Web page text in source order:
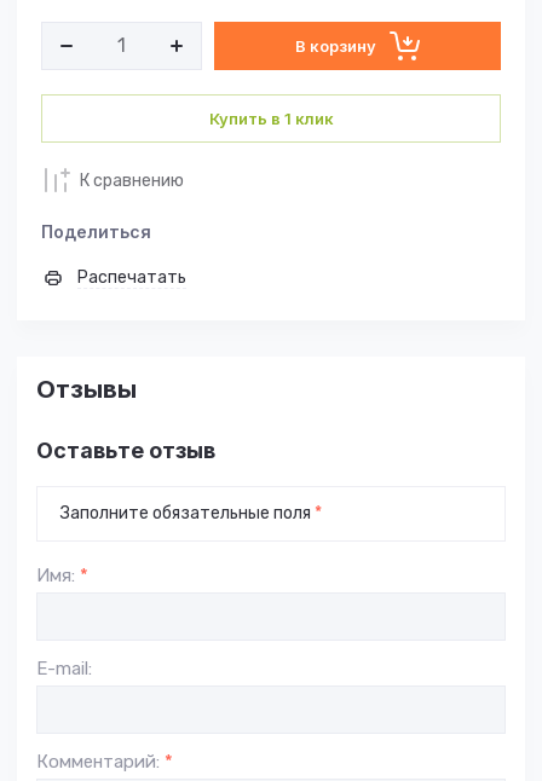
В корзину
Купить в 1 клик
К сравнению
Поделиться
Распечатать
Отзывы
Оставьте отзыв
Заполните обязательные поля *
Имя: *
E-mail:
Комментарий: *